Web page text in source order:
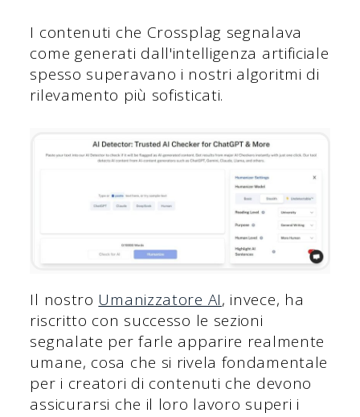
I contenuti che Crossplag segnalava
come generati dall'intelligenza artificiale
spesso superavano i nostri algoritmi di
rilevamento più sofisticati.
Il nostro Umanizzatore AI, invece, ha
riscritto con successo le sezioni
segnalate per farle apparire realmente
umane, cosa che si rivela fondamentale
per i creatori di contenuti che devono
assicurarsi che il loro lavoro superi i